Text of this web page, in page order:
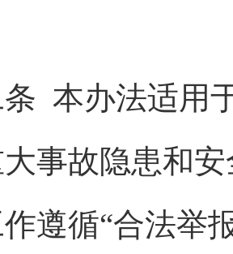
本办法适用
事故隐患和
遵循“合法举